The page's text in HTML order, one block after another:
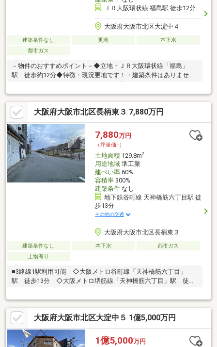
ＪＲ大阪環状線 福島駅 徒歩12分
大阪府大阪市北区大淀中４
建築条件なし 更地
本下水
都市ガス
－物件のおすすめポイント－◆立地・ＪＲ大阪環状線「福島」
駅 徒歩約12分◆特徴・現況更地です！・建築条件はありませ
間口は約6.3m。・建ぺい率60％、容積率300％・収益マンション
や自社ビル用地お探しの方におすすめです！◆周辺環境・マルシ
ゲviva大淀店：徒歩1分(約80m)・セブン-イレブン大阪大淀中店：
徒歩2分(約110m)・吉本診療所：徒歩1分(約40m)・浦江公園：徒
歩約3分（約210ｍ）
大阪府大阪市北区長柄東３ 7,880万円
7,880万円
（坪単価:-）
土地面積129.8m2
用途地域準工業
建ぺい率60%
容積率300%
建築条件なし
地下鉄谷町線 天神橋筋六丁目駅 徒
歩13分
その他の交通
大阪府大阪市北区長柄東３
建築条件なし 本下水
都市ガス
上物有り
■3路線1駅利用可能 ◇大阪メトロ谷町線「天神橋筋六丁目」
駅 徒歩13分 ◇大阪メトロ堺筋線「天神橋筋六丁目」駅 徒歩
129.8m2（約39.2坪）■北側道路幅員約6.1ｍに接道■建築条件付土
地ではありません■お好きなハウスメーカー・工務店で建築でき
ます
大阪府大阪市北区大淀中５ 1億5,000万円
1億5,000万円